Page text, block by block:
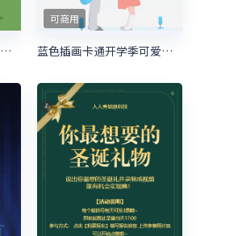
蓝绿色插画卡通班级文化建设照片投票模板
可商用
蓝色插画卡通开学季可爱萌娃照片投票